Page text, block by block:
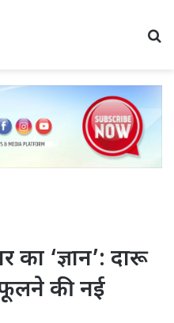
का ‘ज्ञान’: दारू
की नई